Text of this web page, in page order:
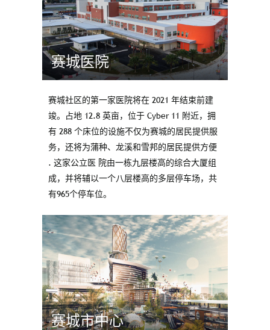
赛城医院
赛城社区的第一家医院将在 2021 年结束前建
竣。占地 12.8 英亩，位于 Cyber 11 附近，拥
有 288 个床位的设施不仅为赛城的居⺠提供服
务，还将为蒲种、⻰溪和雪邦的居⺠提供方便
. 这家公立医 院由一栋九层楼高的综合大厦组
成，并将辅以一个八层楼高的多层停⻋场，共
有965个停⻋位。
赛城市中心